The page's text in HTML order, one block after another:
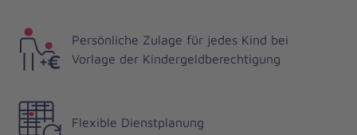
Persönliche Zulage für jedes Kind bei
Vorlage der Kindergeldberechtigung
Flexible Dienstplanung